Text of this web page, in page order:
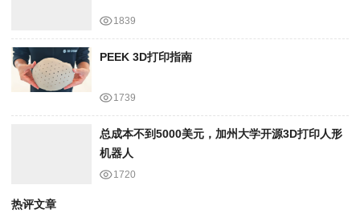
1839
PEEK 3D打印指南
1739
总成本不到5000美元，加州大学开源3D打印人形
机器人
1720
热评文章